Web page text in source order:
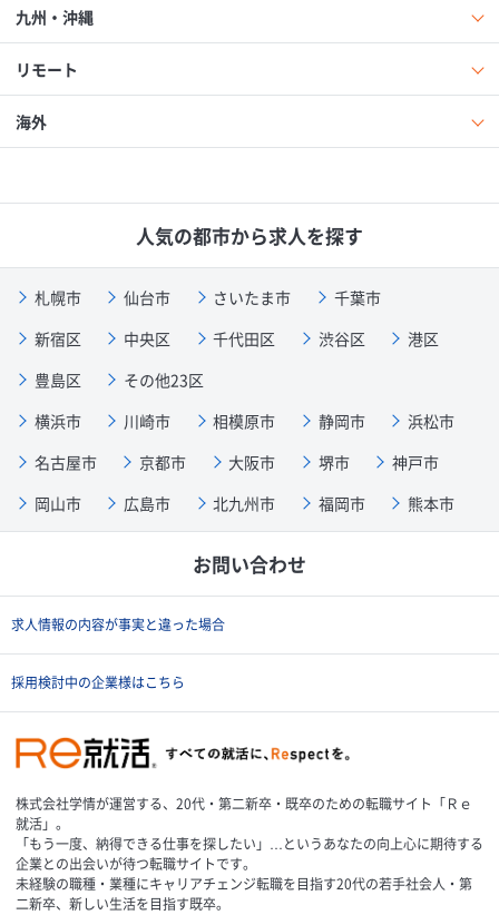
九州・沖縄
リモート
海外
人気の都市から求人を探す
札幌市 仙台市 さいたま市
千葉市
新宿区
中央区 千代田区 渋谷区
港区
豊島区
その他23区
横浜市
川崎市 相模原市 静岡市
浜松市
名古屋市
京都市 大阪市 堺市
神戸市
岡山市
広島市 北九州市 福岡市 熊本市
お問い合わせ
求人情報の内容が事実と違った場合
採用検討中の企業様はこちら
株式会社学情が運営する、20代・第二新卒・既卒のための転職サイト「Ｒｅ
就活」。
「もう一度、納得できる仕事を探したい」…というあなたの向上心に期待する
企業との出会いが待つ転職サイトです。
未経験の職種・業種にキャリアチェンジ転職を目指す20代の若手社会人・第
二新卒、新しい生活を目指す既卒。